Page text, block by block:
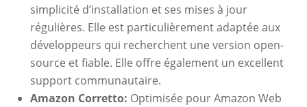
simplicité d’installation et ses mises à jour
régulières. Elle est particulièrement adaptée aux
développeurs qui recherchent une version open-
source et fiable. Elle offre également un excellent
support communautaire.
Amazon Corretto: Optimisée pour Amazon Web